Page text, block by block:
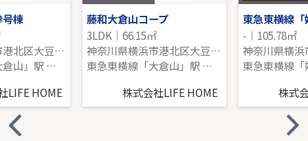
棟
神奈川県横浜市港北区大豆戸町
東急東横線「大倉山」駅 徒歩12分
LIFE HOME
藤和大倉山コープ
3LDK｜66.15㎡
神奈川県横浜市港北区大豆戸町
東急東横線「大倉山」駅 徒歩11分
株式会社LIFE HOME
東急東横線
-｜105.78㎡
株式